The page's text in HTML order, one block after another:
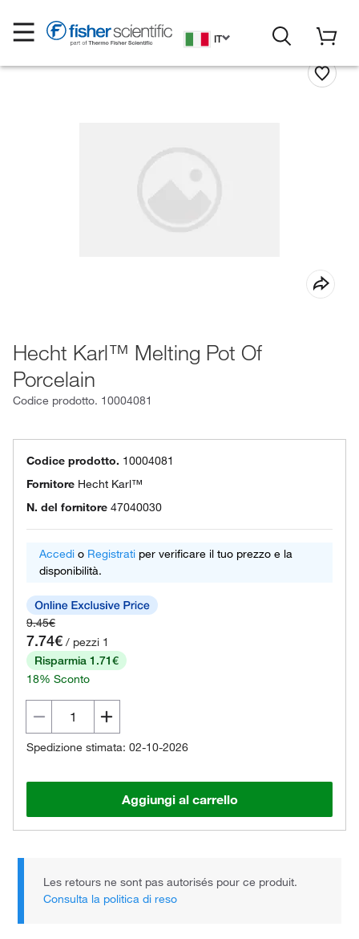
IT
Hecht Karl™ Melting Pot Of
Porcelain
Codice prodotto. 10004081
Codice prodotto. 10004081
Fornitore Hecht Karl™
N. del fornitore 47040030
Accedi o Registrati per verificare il tuo prezzo e la
disponibilità.
9.45€
7.74€ / pezzi 1
Risparmia 1.71€
18% Sconto
Spedizione stimata: 02-10-2026
Aggiungi al carrello
Les retours ne sont pas autorisés pour ce produit.
Consulta la politica di reso